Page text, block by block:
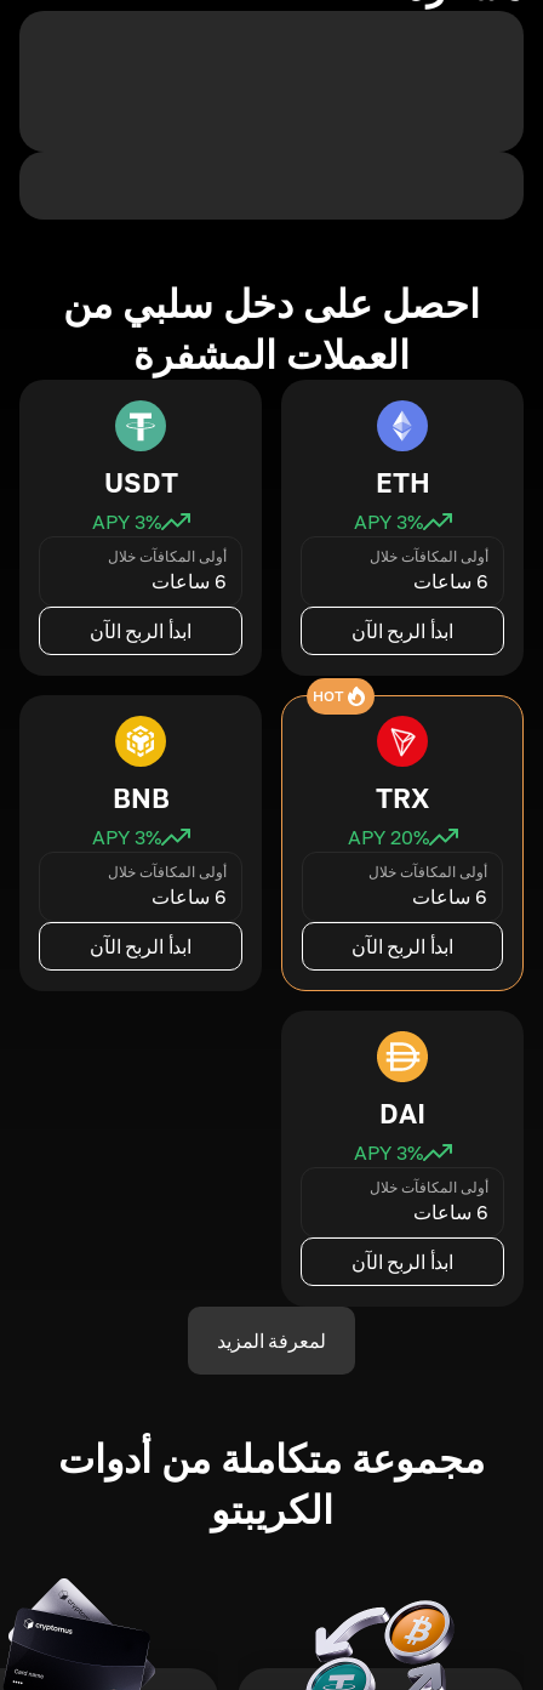
احصل على دخل سلبي من
العملات المشفرة
ETH
3% APY
أولى المكافآت خلال
6 ساعات
ابدأ الربح الآن
USDT
3% APY
أولى المكافآت خلال
6 ساعات
ابدأ الربح الآن
HOT
TRX
20% APY
أولى المكافآت خلال
6 ساعات
ابدأ الربح الآن
BNB
3% APY
أولى المكافآت خلال
6 ساعات
ابدأ الربح الآن
DAI
3% APY
أولى المكافآت خلال
6 ساعات
ابدأ الربح الآن
لمعرفة المزيد
مجموعة متكاملة من أدوات
الكريبتو